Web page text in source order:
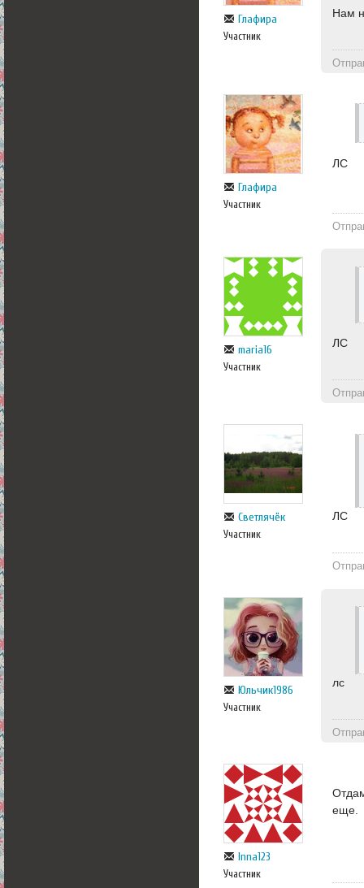
Глафира
Участник
Нам
Глафира
Участник
ЛС
maria16
Участник
ЛС
Светлячёк
Участник
ЛС
Юльчик1986
Участник
лс
Inna123
Участник
еще.